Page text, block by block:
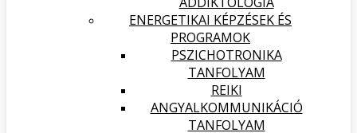
ENERGETIKAI KÉPZÉSEK ÉS
PROGRAMOK
PSZICHOTRONIKA
TANFOLYAM
REIKI
ANGYALKOMMUNIKÁCIÓ
TANFOLYAM